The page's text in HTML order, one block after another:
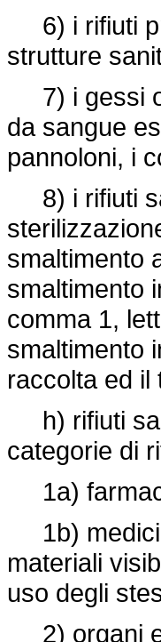
6) i rifiuti
strutture
7) i gessi
da sangue
pannoloni, i
8) i rifiuti
smaltimento
smaltimento
comma 1,
smaltimento
raccolta ed il
h) rifiuti
categorie di
1a)
1b)
materiali
uso degli
2) organi e